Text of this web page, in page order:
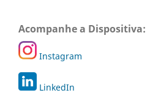
Acompanhe a Dispositiva:
Instagram
LinkedIn